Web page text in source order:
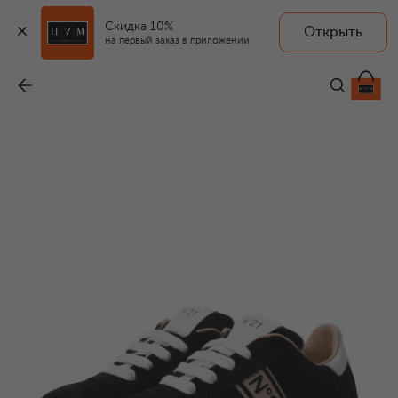
Скидка 10%
на первый заказ в приложении
Открыть
19 800 ₽